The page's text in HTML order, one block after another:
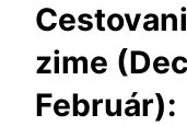
zime
Február):